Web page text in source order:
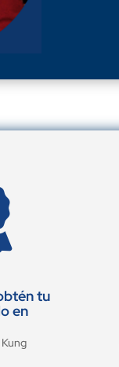
tu
en